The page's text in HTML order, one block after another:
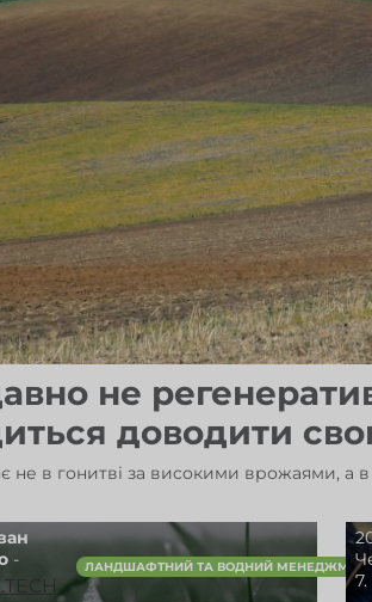
не
доводити
не в гонитві за високими врожаями, а в
- ЛАНДШАФТНИЙ ТА ВОДНИЙ
7.